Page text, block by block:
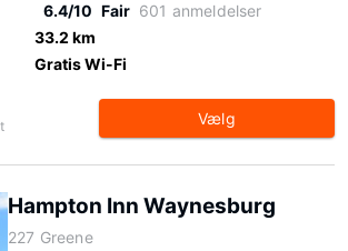
6.4/10 Fair 601 anmeldelser
33.2 km
Gratis Wi-Fi
Vælg
Hampton Inn Waynesburg
227 Greene